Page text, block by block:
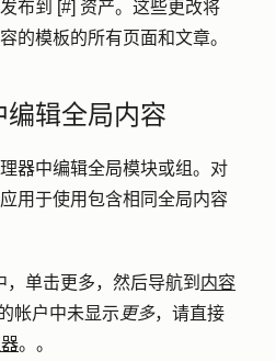
发布到 [#] 资产。这些更改将
的模板的所有页面和文章。
辑全局内容
器中编辑全局模块或组。对
用于使用包含相同全局内容
，单击更多，然后导航到 内容
帐户中未显示 更多，请直接
。。